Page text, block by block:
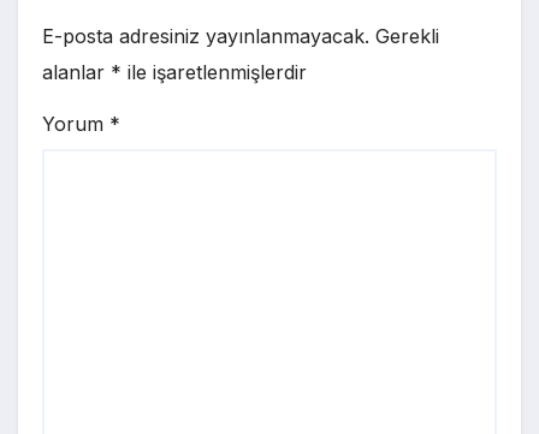
E-posta adresiniz yayınlanmayacak. Gerekli
alanlar * ile işaretlenmişlerdir
Yorum *